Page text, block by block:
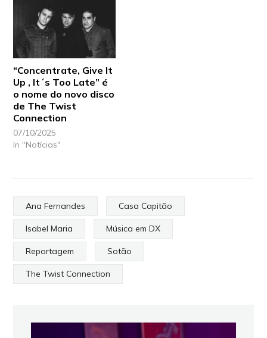
“Concentrate, Give It
Up , It´s Too Late” é
o nome do novo disco
de The Twist
Connection
07/10/2025
In "Notícias"
Ana Fernandes Casa Capitão
Isabel Maria Música em DX
Reportagem Sotão
The Twist Connection